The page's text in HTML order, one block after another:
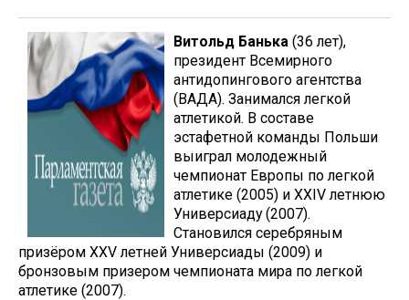
Витольд Банька (36 лет),
президент Всемирного
антидопингового агентства
(ВАДА). Занимался легкой
атлетикой. В составе
эстафетной команды Польши
выиграл молодежный
чемпионат Европы по легкой
атлетике (2005) и XXIV летнюю
Универсиаду (2007).
Становился серебряным
призёром XXV летней Универсиады (2009) и
бронзовым призером чемпионата мира по легкой
атлетике (2007).